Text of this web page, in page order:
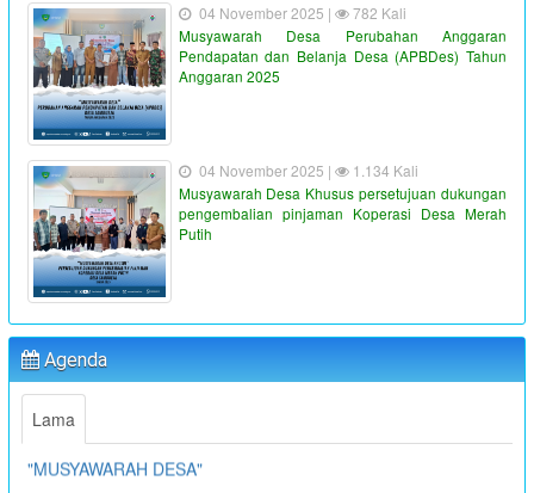
04 November 2025 |
782 Kali
Musyawarah Desa Perubahan Anggaran
Pendapatan dan Belanja Desa (APBDes) Tahun
Anggaran 2025
04 November 2025 |
1.134 Kali
Musyawarah Desa Khusus persetujuan dukungan
pengembalian pinjaman Koperasi Desa Merah
Putih
Agenda
Lama
"PENYALURAN BLT-DD TAHUN ANGGARAN 2023"
Lokasi
Koordinator :
Waktu